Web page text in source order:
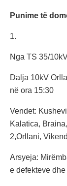
Punime të
1.
Nga TS 35/
Dalja 10kV
në ora 15:30
Vendet:
Kalatica,
2,Orllani,
Arsyeja:
e defekteve